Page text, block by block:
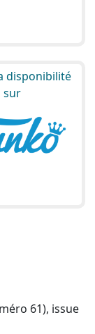
disponibilité
sur
61), issue